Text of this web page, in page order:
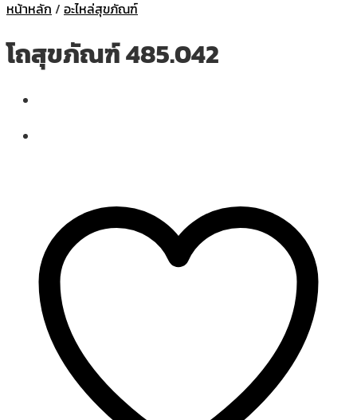
หน้าหลัก / อะไหล่สุขภัณฑ์
โถสุขภัณฑ์ 485.042